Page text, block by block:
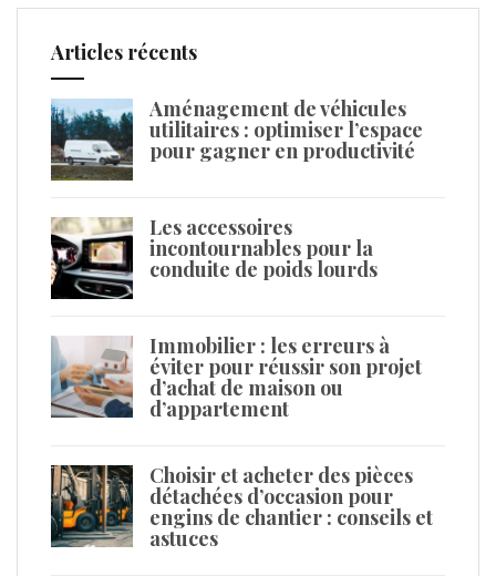
Articles récents
Aménagement de véhicules
utilitaires : optimiser l’espace
pour gagner en productivité
Les accessoires
incontournables pour la
conduite de poids lourds
Immobilier : les erreurs à
éviter pour réussir son projet
d’achat de maison ou
d’appartement
Choisir et acheter des pièces
détachées d’occasion pour
engins de chantier : conseils et
astuces